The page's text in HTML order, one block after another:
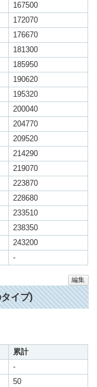
167500
172070
176670
181300
185950
190620
195320
200040
204770
209520
214290
219070
223870
228680
233510
238350
243200
-
編集
イプ)
累計
-
50